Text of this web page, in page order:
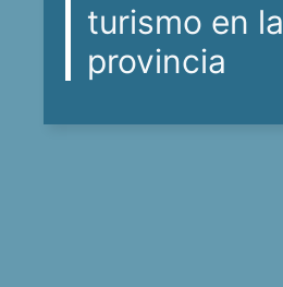
turismo en la
provincia